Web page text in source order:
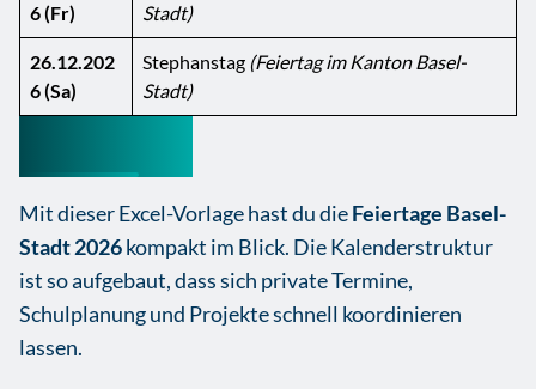
6 (Fr)
Stadt)
26.12.202
6 (Sa)
Stephanstag (Feiertag im Kanton Basel-
Stadt)
Mit dieser Excel-Vorlage hast du dieFeiertage Basel-
Stadt 2026kompakt im Blick. Die Kalenderstruktur
ist so aufgebaut, dass sich private Termine,
Schulplanung und Projekte schnell koordinieren
lassen.